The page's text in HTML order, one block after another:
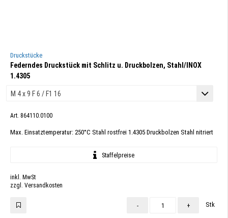
Druckstücke
Federndes Druckstück mit Schlitz u. Druckbolzen, Stahl/INOX
1.4305
Art. 864110.0100
Max. Einsatztemperatur: 250°C Stahl rostfrei 1.4305 Druckbolzen Stahl nitriert
Staffelpreise
inkl. MwSt
zzgl. Versandkosten
- + Stk